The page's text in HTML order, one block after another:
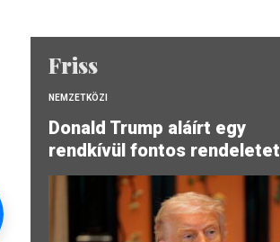
Friss
NEMZETKÖZI
Donald Trump aláírt egy
rendkívül fontos rendeletet